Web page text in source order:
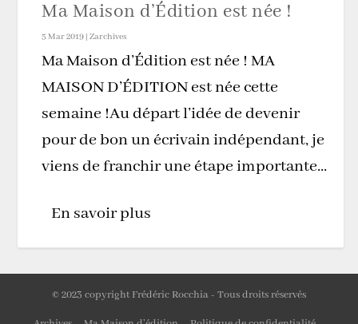
Ma Maison d’Édition est née !
5 Mar 2019 |Zarchives
Ma Maison d’Édition est née ! MA
MAISON D’ÉDITION est née cette
semaine !Au départ l’idée de devenir
pour de bon un écrivain indépendant, je
viens de franchir une étape importante...
En savoir plus
© 2023 copyright Frédéric Rocchia - Tous droits réservés